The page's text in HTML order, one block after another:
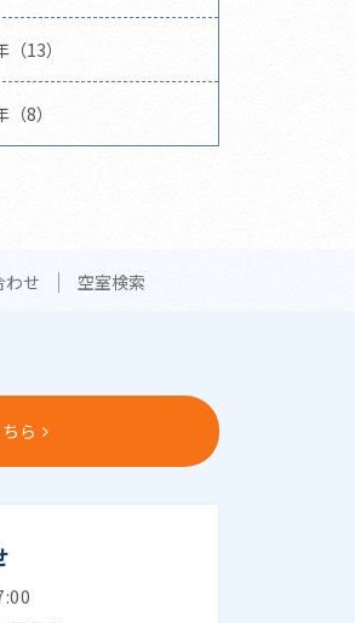
13）
8）
わせ 空室検索
ら